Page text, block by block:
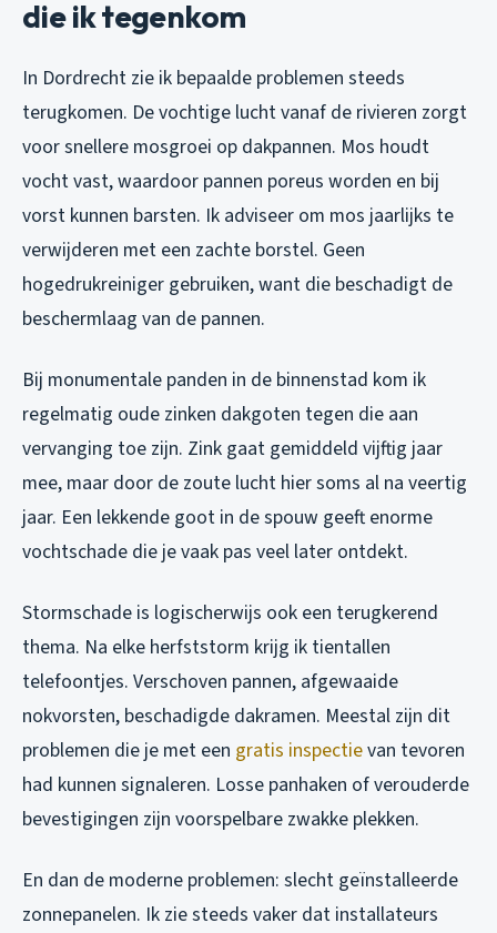
die ik tegenkom
In Dordrecht zie ik bepaalde problemen steeds
terugkomen. De vochtige lucht vanaf de rivieren zorgt
voor snellere mosgroei op dakpannen. Mos houdt
vocht vast, waardoor pannen poreus worden en bij
vorst kunnen barsten. Ik adviseer om mos jaarlijks te
verwijderen met een zachte borstel. Geen
hogedrukreiniger gebruiken, want die beschadigt de
beschermlaag van de pannen.
Bij monumentale panden in de binnenstad kom ik
regelmatig oude zinken dakgoten tegen die aan
vervanging toe zijn. Zink gaat gemiddeld vijftig jaar
mee, maar door de zoute lucht hier soms al na veertig
jaar. Een lekkende goot in de spouw geeft enorme
vochtschade die je vaak pas veel later ontdekt.
Stormschade is logischerwijs ook een terugkerend
thema. Na elke herfststorm krijg ik tientallen
telefoontjes. Verschoven pannen, afgewaaide
nokvorsten, beschadigde dakramen. Meestal zijn dit
problemen die je met een gratis inspectievan tevoren
had kunnen signaleren. Losse panhaken of verouderde
bevestigingen zijn voorspelbare zwakke plekken.
En dan de moderne problemen: slecht geïnstalleerde
zonnepanelen. Ik zie steeds vaker dat installateurs